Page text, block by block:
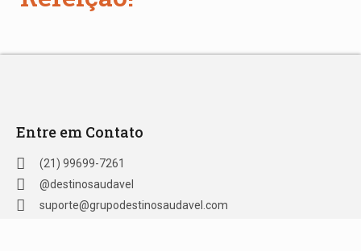
Entre em Contato
(21) 99699-7261
@destinosaudavel
suporte@grupodestinosaudavel.com